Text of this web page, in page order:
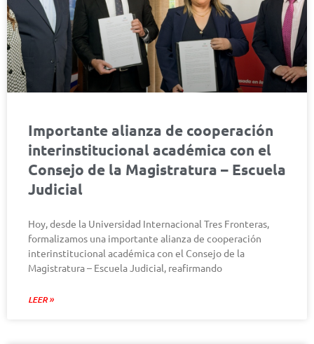
Importante alianza de cooperación
interinstitucional académica con el
Consejo de la Magistratura – Escuela
Judicial
Hoy, desde la Universidad Internacional Tres Fronteras,
formalizamos una importante alianza de cooperación
interinstitucional académica con el Consejo de la
Magistratura – Escuela Judicial, reafirmando
LEER »